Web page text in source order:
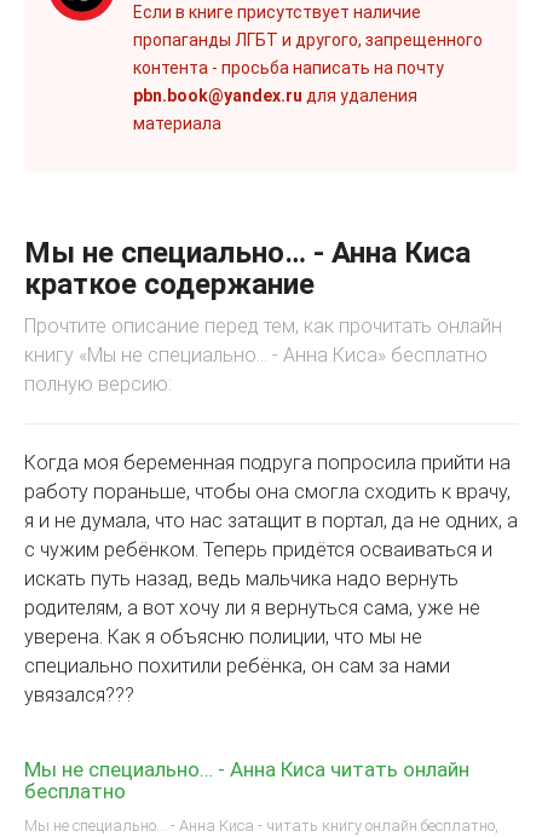
Если в книге присутствует наличие
пропаганды ЛГБТ и другого, запрещенного
контента - просьба написать на почту
pbn.book@yandex.ru для удаления
материала
Мы не специально… - Анна Киса
краткое содержание
Прочтите описание перед тем, как прочитать онлайн
книгу «Мы не специально… - Анна Киса» бесплатно
полную версию:
Когда моя беременная подруга попросила прийти на
работу пораньше, чтобы она смогла сходить к врачу,
я и не думала, что нас затащит в портал, да не одних, а
с чужим ребёнком. Теперь придётся осваиваться и
искать путь назад, ведь мальчика надо вернуть
родителям, а вот хочу ли я вернуться сама, уже не
уверена. Как я объясню полиции, что мы не
специально похитили ребёнка, он сам за нами
увязался???
Мы не специально… - Анна Киса читать онлайн
бесплатно
Мы не специально… - Анна Киса - читать книгу онлайн бесплатно,